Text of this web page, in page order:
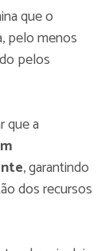
que o
pelo menos
pelos
que a
, garantindo
dos recursos